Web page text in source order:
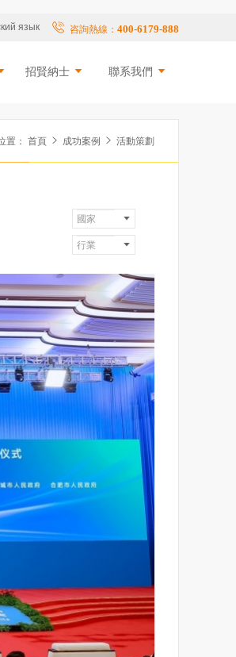
язык 咨詢熱線： 400-6179-888
招賢納士 聯系我們
置： 首頁 成功案例 活動策劃